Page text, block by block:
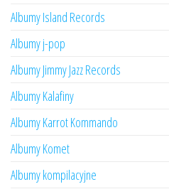
Albumy Island Records
Albumy j-pop
Albumy Jimmy Jazz Records
Albumy Kalafiny
Albumy Karrot Kommando
Albumy Komet
Albumy kompilacyjne